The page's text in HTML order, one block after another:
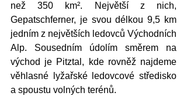
než 350 km². Největší z nich,
Gepatschferner, je svou délkou 9,5 km
jedním z největších ledovců Východních
Alp. Sousedním údolím směrem na
východ je Pitztal, kde rovněž najdeme
věhlasné lyžařské ledovcové středisko
a spoustu volných terénů.